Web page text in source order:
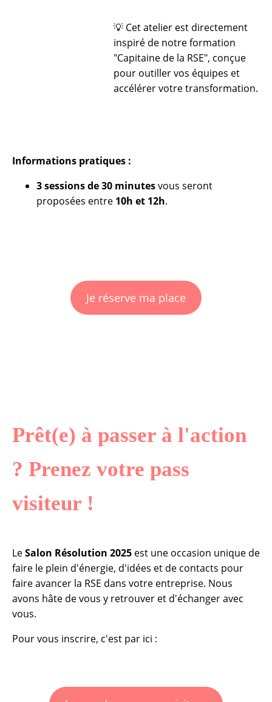
💡 Cet atelier est directement
inspiré de notre formation
"Capitaine de la RSE", conçue
pour outiller vos équipes et
accélérer votre transformation.
Informations pratiques :
3 sessions de 30 minutesvous seront
proposées entre 10h et 12h.
Je réserve ma place
Prêt(e) à passer à l'action
? Prenez votre pass
visiteur !
LeSalon Résolution 2025 est une occasion unique de
faire le plein d'énergie, d'idées et de contacts pour
faire avancer la RSE dans votre entreprise. Nous
avons hâte de vous y retrouver et d'échanger avec
vous.
Pour vous inscrire, c'est par ici :